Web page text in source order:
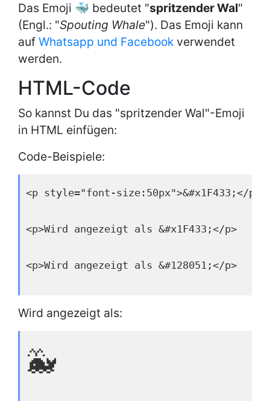
Das Emoji 🐳 bedeutet "spritzender Wal"
(Engl.: "Spouting Whale"). Das Emoji kann
auf Whatsapp und Facebook verwendet
werden.
HTML-Code
So kannst Du das "spritzender Wal"-Emoji
in HTML einfügen:
Code-Beispiele:
<p style="font-size:50px">&#x1F433;</p>
<p>Wird angezeigt als &#x1F433;</p>
<p>Wird angezeigt als &#128051;</p>
Wird angezeigt als:
🐳